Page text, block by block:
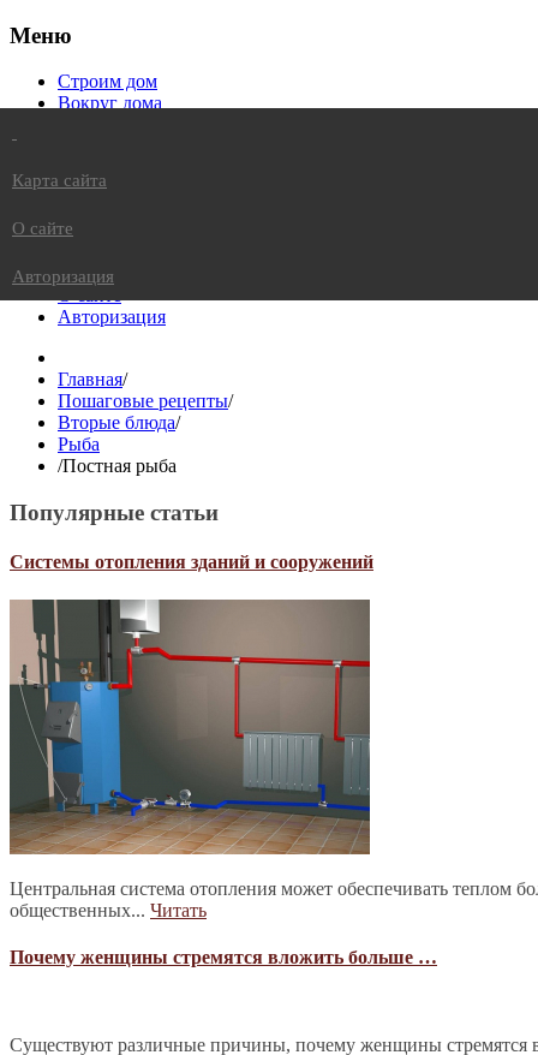
Меню
Строим дом
Вокруг дома
Вкусно в доме
Карта сайта
О сайте
Авторизация
Главная/
Пошаговые рецепты/
Вторые блюда/
Рыба
/Постная рыба
Популярные статьи
Системы отопления зданий и сооружений
Центральная система отопления может обеспечивать
общественных... Читать
Почему женщины стремятся вложить больше …
Существуют различные причины, почему женщины
Карта сайта
О сайте
Авторизация